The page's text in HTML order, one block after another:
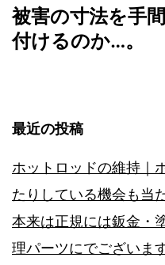
ビ
ゲ
シ
ョ
ン
被害の寸法を手
付けるのか…。
最近の投稿
ホットロッドの維持｜
たりしている機会も当
本来は正規には鈑金・
理パーツにでございま